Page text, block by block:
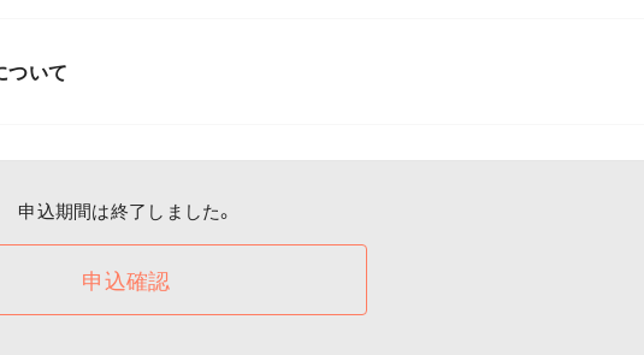
ついて
申込期間は終了しました。
申込確認